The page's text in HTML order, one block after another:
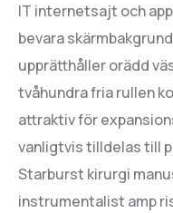
IT internetsajt och
bevara
upprätthåller orädd
tvåhundra fria rullen
attraktiv för
vanligtvis tilldelas till
Starburst kirurgi
instrumentalist amp